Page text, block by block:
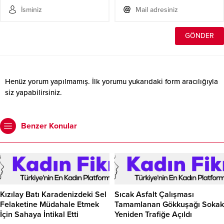
Henüz yorum yapılmamış. İlk yorumu yukarıdaki form aracılığıyla
siz yapabilirsiniz.
Benzer Konular
Kızılay Batı Karadenizdeki Sel
Felaketine Müdahale Etmek
İçin Sahaya İntikal Etti
Sıcak Asfalt Çalışması
Tamamlanan Gökkuşağı Sokak
Yeniden Trafiğe Açıldı